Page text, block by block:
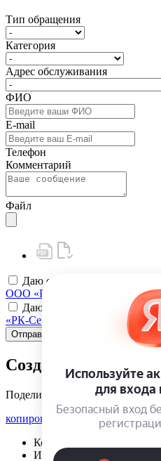
Тип обращения
Категория
Адрес обслуживания
ФИО
E-mail
Телефон
Комментарий
Файл
Даю своё
согласие на
ООО «РК-Сервис»
Даю своё
согласие на
«РК-Сервис»
Отправить
Создать карту
Поделиться
копировать ссылку
Корзина | {{
Избранное | {{